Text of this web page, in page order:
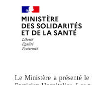
Le Ministère a présenté le